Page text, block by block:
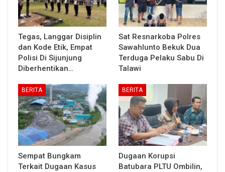
Tegas, Langgar Disiplin
dan Kode Etik, Empat
Polisi Di Sijunjung
Diberhentikan…
Sat Resnarkoba Polres
Sawahlunto Bekuk Dua
Terduga Pelaku Sabu Di
Talawi
BERITA
Sempat Bungkam
Terkait Dugaan Kasus
BERITA
Dugaan Korupsi
Batubara PLTU Ombilin,